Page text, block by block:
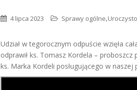
4 lipca 2023 Sprawy ogólne,
Udział w tegorocznym odpuście wzięła
odprawił ks. Tomasz Kordela –
ks. Marka Kordeli posługującego w naszej